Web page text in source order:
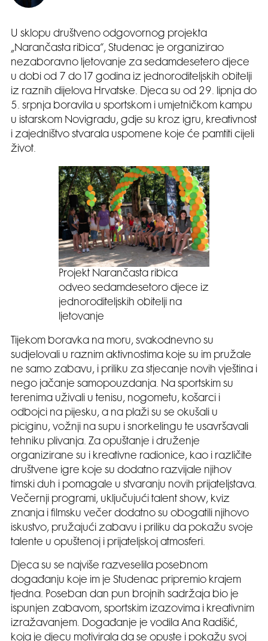
U sklopu društveno odgovornog projekta
„Narančasta ribica“, Studenac je organizirao
nezaboravno ljetovanje za sedamdesetero djece
u dobi od 7 do 17 godina iz jednoroditeljskih obitelji
iz raznih dijelova Hrvatske. Djeca su od 29. lipnja do
5. srpnja boravila u sportskom i umjetničkom kampu
u istarskom Novigradu, gdje su kroz igru, kreativnost
i zajedništvo stvarala uspomene koje će pamtiti cijeli
život.
Projekt Narančasta ribica
odveo sedamdesetoro djece iz
jednoroditeljskih obitelji na
ljetovanje
Tijekom boravka na moru, svakodnevno su
sudjelovali u raznim aktivnostima koje su im pružale
ne samo zabavu, i priliku za stjecanje novih vještina i
nego jačanje samopouzdanja. Na sportskim su
terenima uživali u tenisu, nogometu, košarci i
odbojci na pijesku, a na plaži su se okušali u
piciginu, vožnji na supu i snorkelingu te usavršavali
tehniku plivanja. Za opuštanje i druženje
organizirane su i kreativne radionice, kao i različite
društvene igre koje su dodatno razvijale njihov
timski duh i pomagale u stvaranju novih prijateljstava.
Večernji programi, uključujući talent show, kviz
znanja i filmsku večer dodatno su obogatili njihovo
iskustvo, pružajući zabavu i priliku da pokažu svoje
talente u opuštenoj i prijateljskoj atmosferi.
Djeca su se najviše razveselila posebnom
događanju koje im je Studenac pripremio krajem
tjedna. Poseban dan pun brojnih sadržaja bio je
ispunjen zabavom, sportskim izazovima i kreativnim
izražavanjem. Događanje je vodila Ana Radišić,
koja je djecu motivirala da se opuste i pokažu svoj